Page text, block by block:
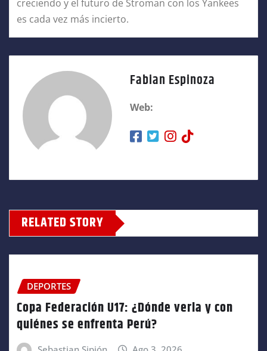
creciendo y el futuro de Stroman con los Yankees
es cada vez más incierto.
Fabian Espinoza
Web:
RELATED STORY
DEPORTES
Copa Federación U17: ¿Dónde verla y con
quiénes se enfrenta Perú?